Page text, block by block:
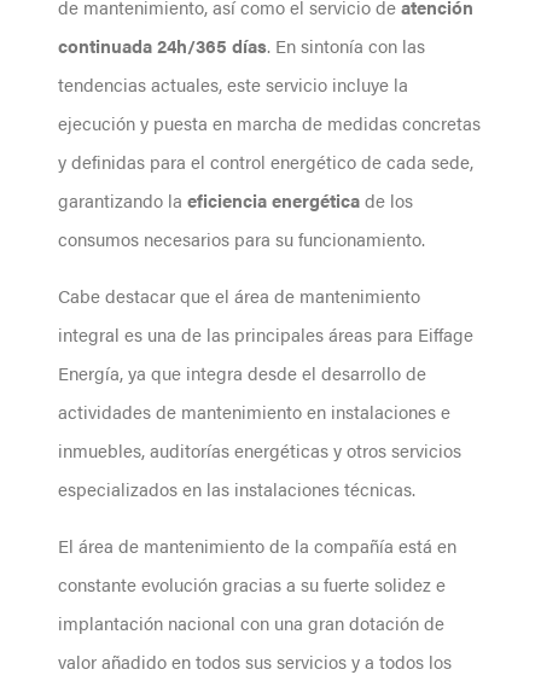
de mantenimiento, así como el servicio deatención
continuada 24h/365 días. En sintonía con las
tendencias actuales, este servicio incluye la
ejecución y puesta en marcha de medidas concretas
y definidas para el control energético de cada sede,
garantizando la eficiencia energéticade los
consumos necesarios para su funcionamiento.
Cabe destacar que el área de mantenimiento
integral es una de las principales áreas para Eiffage
Energía, ya que integra desde el desarrollo de
actividades de mantenimiento en instalaciones e
inmuebles, auditorías energéticas y otros servicios
especializados en las instalaciones técnicas.
El área de mantenimiento de la compañía está en
constante evolución gracias a su fuerte solidez e
implantación nacional con una gran dotación de
valor añadido en todos sus servicios y a todos los